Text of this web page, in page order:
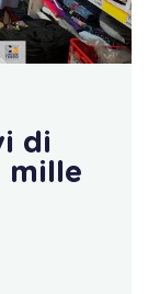
di
mille